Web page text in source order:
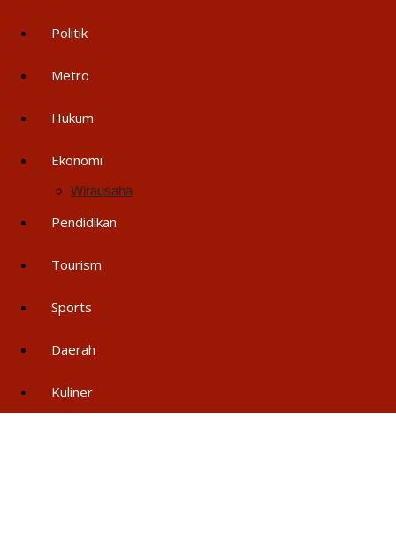
Politik
Metro
Hukum
Ekonomi
Wirausaha
Pendidikan
Tourism
Sports
Daerah
Kuliner